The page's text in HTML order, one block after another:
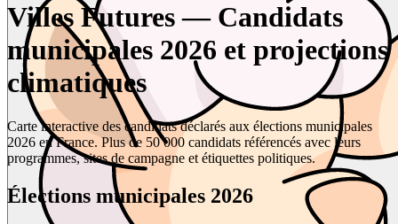
Villes Futures — Candidats
municipales 2026 et projections
climatiques
Carte interactive des candidats déclarés aux élections municipales
2026 en France. Plus de 50 000 candidats référencés avec leurs
programmes, sites de campagne et étiquettes politiques.
Élections municipales 2026